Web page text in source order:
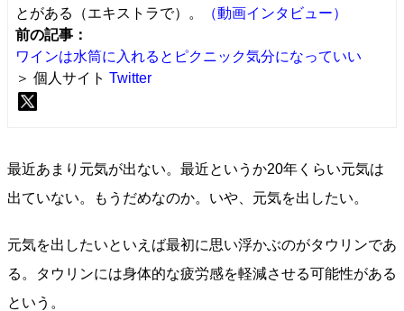
とがある（エキストラで）。
（動画インタビュー）
前の記事：
ワインは水筒に入れるとピクニック気分になっていい
＞ 個人サイト Twitter
最近あまり元気が出ない。最近というか20年くらい元気は
出ていない。もうだめなのか。いや、元気を出したい。
元気を出したいといえば最初に思い浮かぶのがタウリンであ
る。タウリンには身体的な疲労感を軽減させる可能性がある
という。